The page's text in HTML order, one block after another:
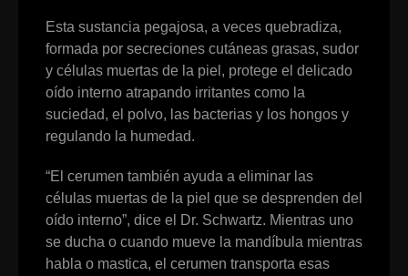
Esta sustancia pegajosa, a veces quebradiza,
formada por secreciones cutáneas grasas, sudor
y células muertas de la piel, protege el delicado
oído interno atrapando irritantes como la
suciedad, el polvo, las bacterias y los hongos y
regulando la humedad.
“El cerumen también ayuda a eliminar las
células muertas de la piel que se desprenden del
oído interno”, dice el Dr. Schwartz. Mientras uno
se ducha o cuando mueve la mandíbula mientras
habla o mastica, el cerumen transporta esas